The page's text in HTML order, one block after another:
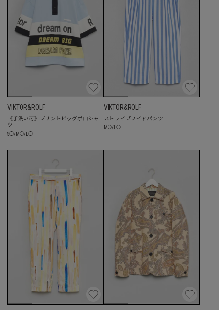
VIKTOR&ROLF
《手洗い可》プリントビッグポロシャ
ツ
S◯/ M ◯/ L◯
VIKTOR&ROLF
ストライプワイドパンツ
M ◯/ L◯